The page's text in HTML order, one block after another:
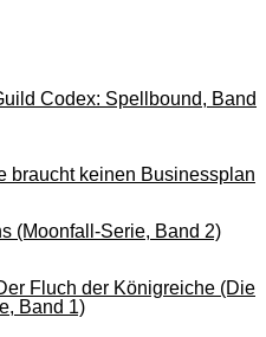
Codex: Spellbound, Band
braucht keinen Businessplan
(Moonfall-Serie, Band 2)
Fluch der Königreiche (Die
Band 1)